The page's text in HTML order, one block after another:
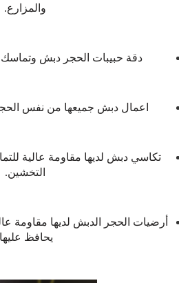
والمزارع.
دقة حبيبات الحجر دبش
اعمال دبش جميعها من نفس
تكاسي دبش لديها مقاومة عالية
التخشين.
أرضيات الحجر الدبش لديها مقاومة
يحافظ